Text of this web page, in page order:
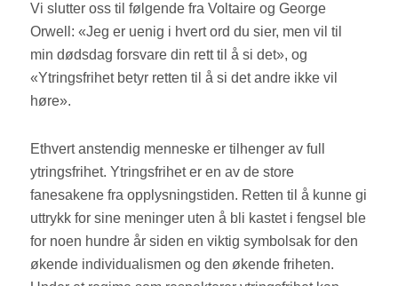
Vi slutter oss til følgende fra Voltaire og George
Orwell: «Jeg er uenig i hvert ord du sier, men vil til
min dødsdag forsvare din rett til å si det», og
«Ytringsfrihet betyr retten til å si det andre ikke vil
høre».
Ethvert anstendig menneske er tilhenger av full
ytringsfrihet. Ytringsfrihet er en av de store
fanesakene fra opplysningstiden. Retten til å kunne gi
uttrykk for sine meninger uten å bli kastet i fengsel ble
for noen hundre år siden en viktig symbolsak for den
økende individualismen og den økende friheten.